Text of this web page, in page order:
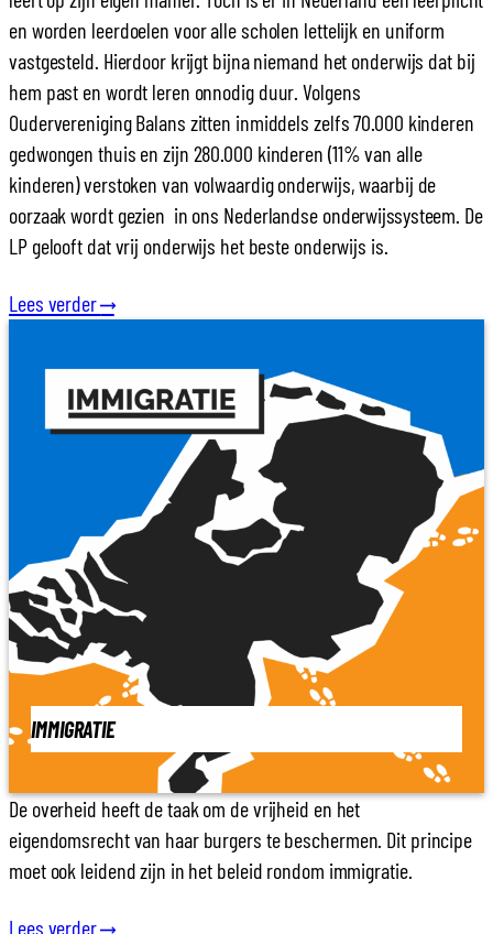
en worden leerdoelen voor alle scholen lettelijk en uniform
vastgesteld. Hierdoor krijgt bijna niemand het onderwijs dat bij
hem past en wordt leren onnodig duur. Volgens
Oudervereniging Balans zitten inmiddels zelfs 70.000 kinderen
gedwongen thuis en zijn 280.000 kinderen (11% van alle
kinderen) verstoken van volwaardig onderwijs, waarbij de
oorzaak wordt gezien in ons Nederlandse onderwijssysteem. De
LP gelooft dat vrij onderwijs het beste onderwijs is.
Lees verder⟶
IMMIGRATIE
De overheid heeft de taak om de vrijheid en het
eigendomsrecht van haar burgers te beschermen. Dit principe
moet ook leidend zijn in het beleid rondom immigratie.
Lees verder⟶